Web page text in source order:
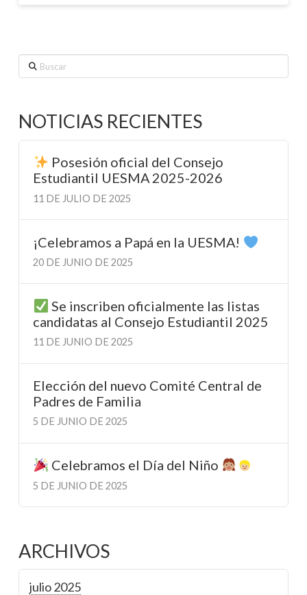
Buscar
NOTICIAS RECIENTES
Posesión oficial del Consejo
Estudiantil UESMA 2025-2026
11 DE JULIO DE 2025
¡Celebramos a Papá en la UESMA!
20 DE JUNIO DE 2025
Se inscriben oficialmente las listas
candidatas al Consejo Estudiantil 2025
11 DE JUNIO DE 2025
Elección del nuevo Comité Central de
Padres de Familia
5 DE JUNIO DE 2025
Celebramos el Día del Niño
5 DE JUNIO DE 2025
ARCHIVOS
julio 2025